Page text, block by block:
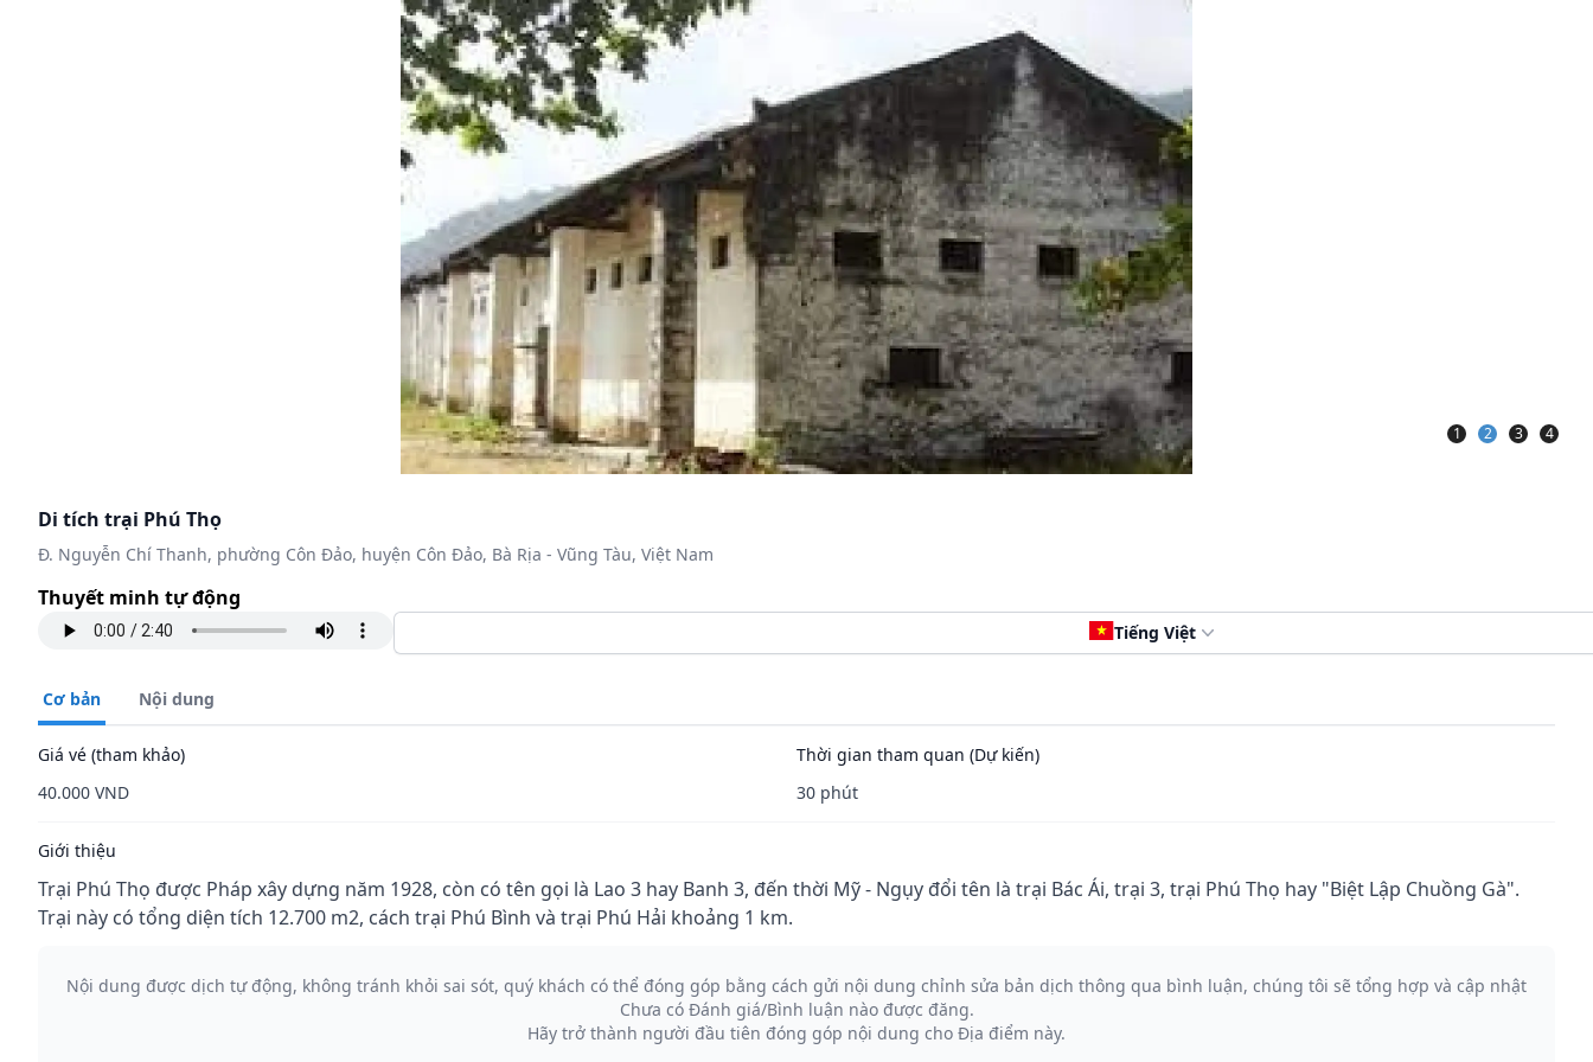
1 2 3 4
Di tích trại Phú Thọ
Đ. Nguyễn Chí Thanh, phường Côn Đảo, huyện Côn Đảo, Bà Rịa - Vũng Tàu, Việt Nam
Thuyết minh tự động
Tiếng Việt
Cơ bản Nội dung
Giá vé (tham khảo)
40.000 VND
Thời gian tham quan (Dự kiến)
30 phút
Giới thiệu
Trại Phú Thọ được Pháp xây dựng năm 1928, còn có tên gọi là Lao 3 hay Banh 3, đến thời Mỹ - Ngụy đổi tên là trại Bác Ái, trại 3, trại Phú Thọ hay "Biệt Lập Chuồng Gà".
Trại này có tổng diện tích 12.700 m2, cách trại Phú Bình và trại Phú Hải khoảng 1 km.
Nội dung được dịch tự động, không tránh khỏi sai sót, quý khách có thể đóng góp bằng cách gửi nội dung chỉnh sửa bản dịch thông qua bình luận, chúng tôi sẽ tổng hợp và cập nhật
Chưa có Đánh giá/Bình luận nào được đăng.
Hãy trở thành người đầu tiên đóng góp nội dung cho Địa điểm này.